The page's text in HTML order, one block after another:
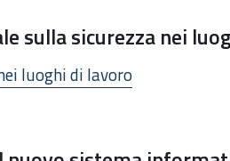
sulla sicurezza nei
luoghi di lavoro